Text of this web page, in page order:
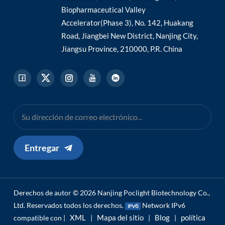
Biopharmaceutical Valley
Accelerator(Phase 3), No. 142, Huakang
Road, Jiangbei New District, Nanjing City,
Jiangsu Province, 210000, P.R. China
Entregar
Derechos de autor © 2026 Nanjing Poclight Biotechnology Co.,
Ltd. Reservados todos los derechos.
Network IPv6
compatible con | XML | Mapa del sitio | Blog | política